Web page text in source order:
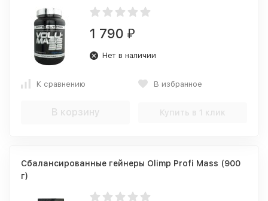
1 790 ₽
Нет в наличии
К сравнению В избранное
В корзину Купить в 1 клик
Сбалансированные гейнеры Olimp Profi Mass (900
г)